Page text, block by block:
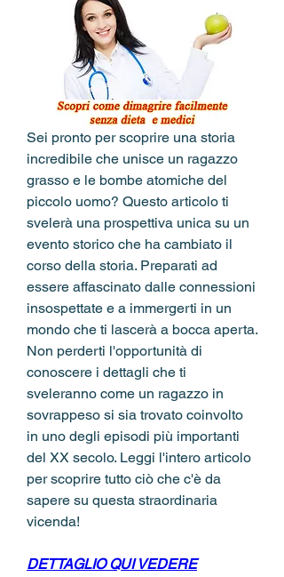
Sei pronto per scoprire una storia
incredibile che unisce un ragazzo
grasso e le bombe atomiche del
piccolo uomo? Questo articolo ti
svelerà una prospettiva unica su un
evento storico che ha cambiato il
corso della storia. Preparati ad
essere affascinato dalle connessioni
insospettate e a immergerti in un
mondo che ti lascerà a bocca aperta.
Non perderti l'opportunità di
conoscere i dettagli che ti
sveleranno come un ragazzo in
sovrappeso si sia trovato coinvolto
in uno degli episodi più importanti
del XX secolo. Leggi l'intero articolo
per scoprire tutto ciò che c'è da
sapere su questa straordinaria
vicenda!
DETTAGLIO QUI VEDERE